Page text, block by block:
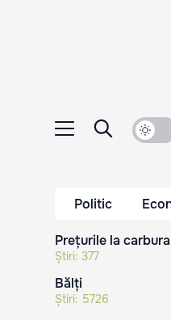
Politic
Prețurile la
Știri: 377
Bălți
Știri: 5726